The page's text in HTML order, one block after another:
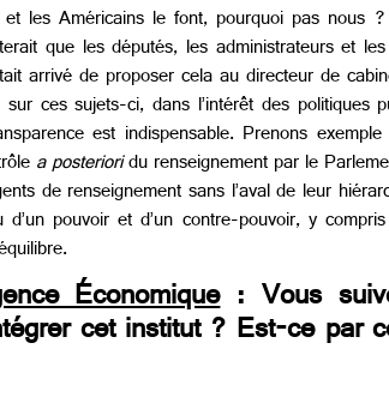
les Américains le font, pourquoi pas nous
que les députés, les administrateurs et
arrivé de proposer cela au directeur de
ces sujets-ci, dans l’intérêt des
est indispensable. Prenons
a posterioridu renseignement par le
de renseignement sans l’aval de leur
pouvoir et d’un contre-pouvoir, y
Économique: Vous
cet institut ? Est-ce par